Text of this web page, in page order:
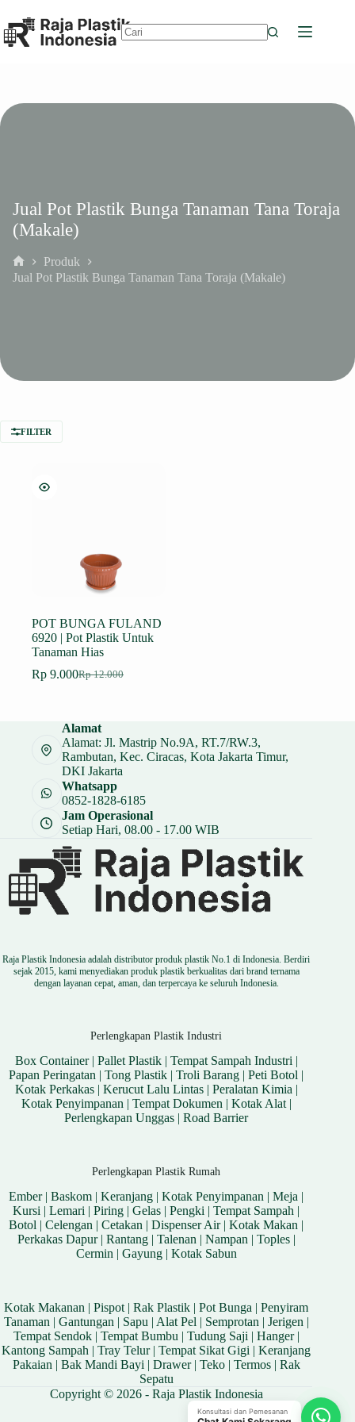
to
content
Jual Pot Plastik Bunga Tanaman Tana Toraja
(Makale)
Home
Produk
Jual Pot Plastik Bunga Tanaman Tana Toraja (Makale)
FILTER
POT BUNGA FULAND
6920 | Pot Plastik Untuk
Tanaman Hias
Rp12.000
Harga
Rp 12.000.
Rp 9.000Harga
adalah:
Rp 9.000.
Alamat
Alamat: Jl. Mastrip No.9A, RT.7/RW.3,
Rambutan, Kec. Ciracas, Kota Jakarta Timur,
DKI Jakarta
Whatsapp
0852-1828-6185
Jam Operasional
Setiap Hari, 08.00 - 17.00 WIB
Raja Plastik Indonesia adalah distributor produk plastik No.1 di Indonesia. Berdiri
sejak 2015, kami menyediakan produk plastik berkualitas dari brand ternama
dengan layanan cepat, aman, dan terpercaya ke seluruh Indonesia.
Perlengkapan Plastik Industri
Box Container| Pallet Plastik| Tempat Sampah Industri |
Papan Peringatan |Tong Plastik |Troli Barang |Peti Botol |
Kotak Perkakas| Kerucut Lalu Lintas| Peralatan Kimia |
Kotak Penyimpanan | Tempat Dokumen | Kotak Alat|
Perlengkapan Unggas |Road Barrier
Perlengkapan Plastik Rumah
Ember|Baskom |Keranjang |Kotak Penyimpanan |Meja |
Kursi |Lemari |Piring |Gelas |Pengki |Tempat Sampah |
Botol |Celengan |Cetakan |Dispenser Air|Kotak Makan |
Perkakas Dapur| Rantang| Talenan| Nampan| Toples|
Cermin| Gayung| Kotak Sabun
Kotak Makanan |Pispot|Rak Plastik |Pot Bunga |Penyiram
Tanaman| Gantungan| Sapu| Alat Pel| Semprotan| Jerigen|
Tempat Sendok| Tempat Bumbu| Tudung Saji| Hanger|
Kantong Sampah |Tray Telur|Tempat Sikat Gigi |Keranjang
Pakaian| Bak Mandi Bayi| Drawer| Teko| Termos| Rak
Sepatu
Copyright © 2026 - Raja Plastik Indonesia
Konsultasi dan Pemesanan